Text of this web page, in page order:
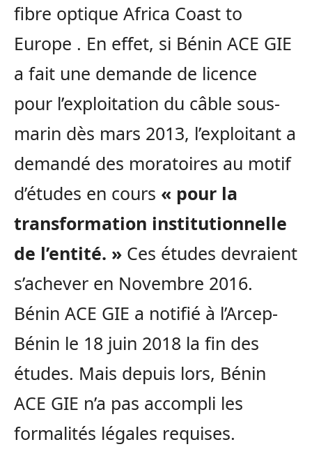
fibre optique Africa Coast to
Europe . En effet, si Bénin ACE GIE
a fait une demande de licence
pour l’exploitation du câble sous-
marin dès mars 2013, l’exploitant a
demandé des moratoires au motif
d’études en cours « pour la
transformation institutionnelle
de l’entité. » Ces études devraient
s’achever en Novembre 2016.
Bénin ACE GIE a notifié à l’Arcep-
Bénin le 18 juin 2018 la fin des
études. Mais depuis lors, Bénin
ACE GIE n’a pas accompli les
formalités légales requises.